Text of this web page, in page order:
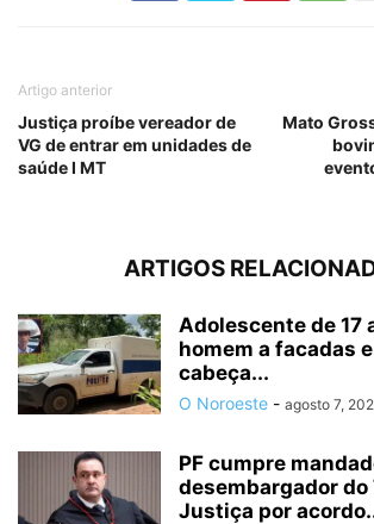
Artigo anterior
Justiça proíbe vereador de
VG de entrar em unidades de
saúde I MT
Mato
ARTIGOS
Adolescente de 17
homem a facadas
cabeça...
O Noroeste - agosto 7,
PF cumpre
desembargador do
Justiça por